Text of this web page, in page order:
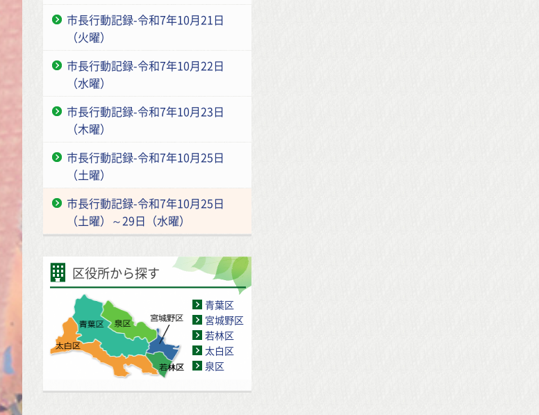
市長行動記録-令和7年10月21日
（火曜）
市長行動記録-令和7年10月22日
（水曜）
市長行動記録-令和7年10月23日
（木曜）
市長行動記録-令和7年10月25日
（土曜）
市長行動記録-令和7年10月25日
（土曜）～29日（水曜）
区役所から探す
青葉区
宮城野区
若林区
太白区
泉区